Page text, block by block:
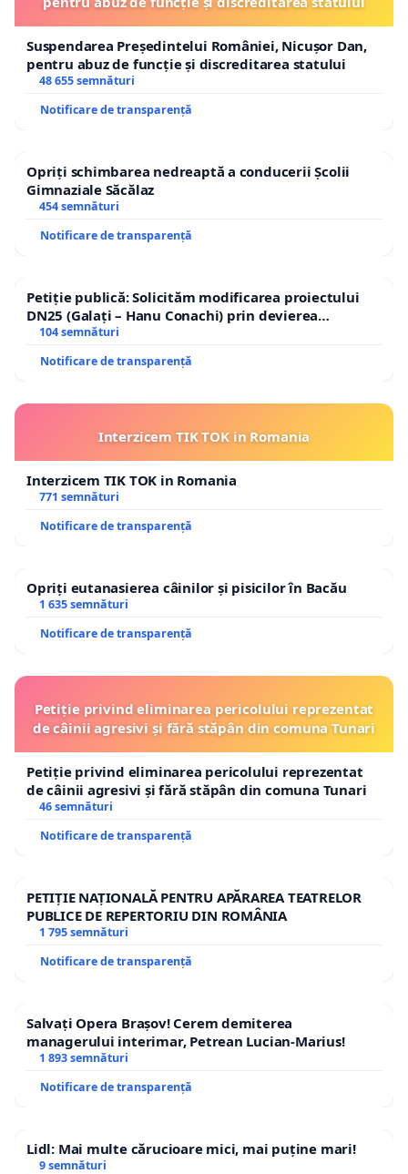
Suspendarea Președintelui României, Nicușor Dan,
pentru abuz de funcție și discreditarea statului
48 655 semnături
Notificare de transparență
Opriți schimbarea nedreaptă a conducerii Școlii
Gimnaziale Săcălaz
454 semnături
Notificare de transparență
Petiție publică: Solicităm modificarea proiectului
DN25 (Galați – Hanu Conachi) prin devierea
traseului în afara localităților!
104 semnături
Notificare de transparență
Interzicem TIK TOK in Romania
Interzicem TIK TOK in Romania
771 semnături
Notificare de transparență
Opriți eutanasierea câinilor și pisicilor în Bacău
1 635 semnături
Notificare de transparență
Petiție privind eliminarea pericolului reprezentat
de câinii agresivi și fără stăpân din comuna Tunari
Petiție privind eliminarea pericolului reprezentat
de câinii agresivi și fără stăpân din comuna Tunari
46 semnături
Notificare de transparență
PETIȚIE NAȚIONALĂ PENTRU APĂRAREA TEATRELOR
PUBLICE DE REPERTORIU DIN ROMÂNIA
1 795 semnături
Notificare de transparență
Salvați Opera Brașov! Cerem demiterea
managerului interimar, Petrean Lucian-Marius!
1 893 semnături
Notificare de transparență
Lidl: Mai multe cărucioare mici, mai puține mari!
9 semnături